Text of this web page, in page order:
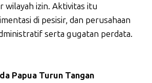
wilayah izin. Aktivitas itu
di pesisir, dan perusahaan
serta gugatan perdata.
Papua Turun Tangan